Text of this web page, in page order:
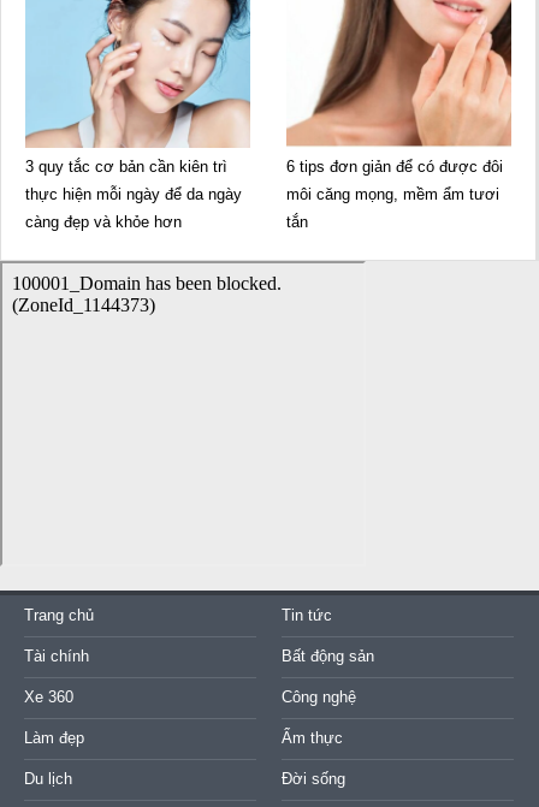
3 quy tắc cơ bản cần kiên trì
thực hiện mỗi ngày để da ngày
càng đẹp và khỏe hơn
6 tips đơn giản để có được đôi
môi căng mọng, mềm ẩm tươi
tắn
Trang chủ Tin tức
Tài chính Bất động sản
Xe 360 Công nghệ
Làm đẹp Ẩm thực
Du lịch Đời sống